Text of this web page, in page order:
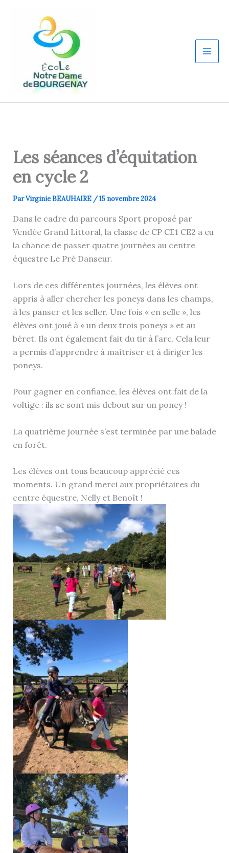
Les séances d’équitation
en cycle 2
ParVirginie BEAUHAIRE /15 novembre 2024
Dans le cadre du parcours Sport proposé par
Vendée Grand Littoral, la classe de CP CE1 CE2 a eu
la chance de passer quatre journées au centre
équestre Le Pré Danseur.
Lors de ces différentes journées, les élèves ont
appris à aller chercher les poneys dans les champs,
à les panser et les seller. Une fois « en selle », les
élèves ont joué à « un deux trois poneys » et au
béret. Ils ont également fait du tir à l’arc. Cela leur
a permis d’apprendre à maîtriser et à diriger les
poneys.
Pour gagner en confiance, les élèves ont fait de la
voltige : ils se sont mis debout sur un poney !
La quatrième journée s’est terminée par une balade
en forêt.
Les élèves ont tous beaucoup apprécié ces
moments. Un grand merci aux propriétaires du
centre équestre, Nelly et Benoît !